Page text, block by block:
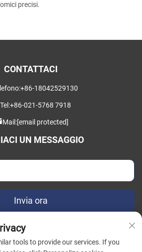
precisi.
CONTATTACI
+86-18042529130
Tel:+86-021-5768 7918
Mail:[email protected]
UN MESSAGGIO
Invia ora
tools to provide our services. If you